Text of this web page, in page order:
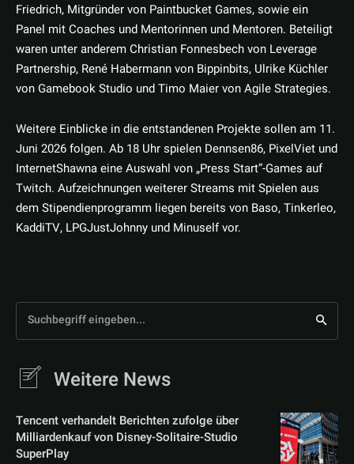
Friedrich, Mitgründer von Paintbucket Games, sowie ein
Panel mit Coaches und Mentorinnen und Mentoren. Beteiligt
waren unter anderem Christian Fonnesbech von Leverage
Partnership, René Habermann von Bippinbits, Ulrike Küchler
von Gamebook Studio und Timo Maier von Agile Strategies.
Weitere Einblicke in die entstandenen Projekte sollen am 11.
Juni 2026 folgen. Ab 18 Uhr spielen Dennsen86, PixelViet und
InternetShawna eine Auswahl von „Press Start”-Games auf
Twitch. Aufzeichnungen weiterer Streams mit Spielen aus
dem Stipendienprogramm liegen bereits von Baso, Tinkerleo,
KaddiTV, LPGJustJohnny und Minuself vor.
Suchbegriff eingeben...
Weitere News
Tencent verhandelt Berichten zufolge über
Milliardenkauf von Disney-Solitaire-Studio
SuperPlay